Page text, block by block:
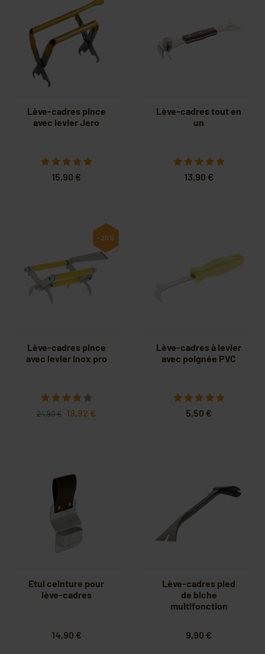
Lève-cadres pince
avec levier Jero
15,90 €
Lève-cadres tout en
un
13,90 €
-20%
Lève-cadres pince
avec levier inox pro
24,90 € 19,92 €
Lève-cadres à levier
avec poignée PVC
5,50 €
Etui ceinture pour
lève-cadres
14,90 €
Lève-cadres pied
de biche
multifonction
9,90 €